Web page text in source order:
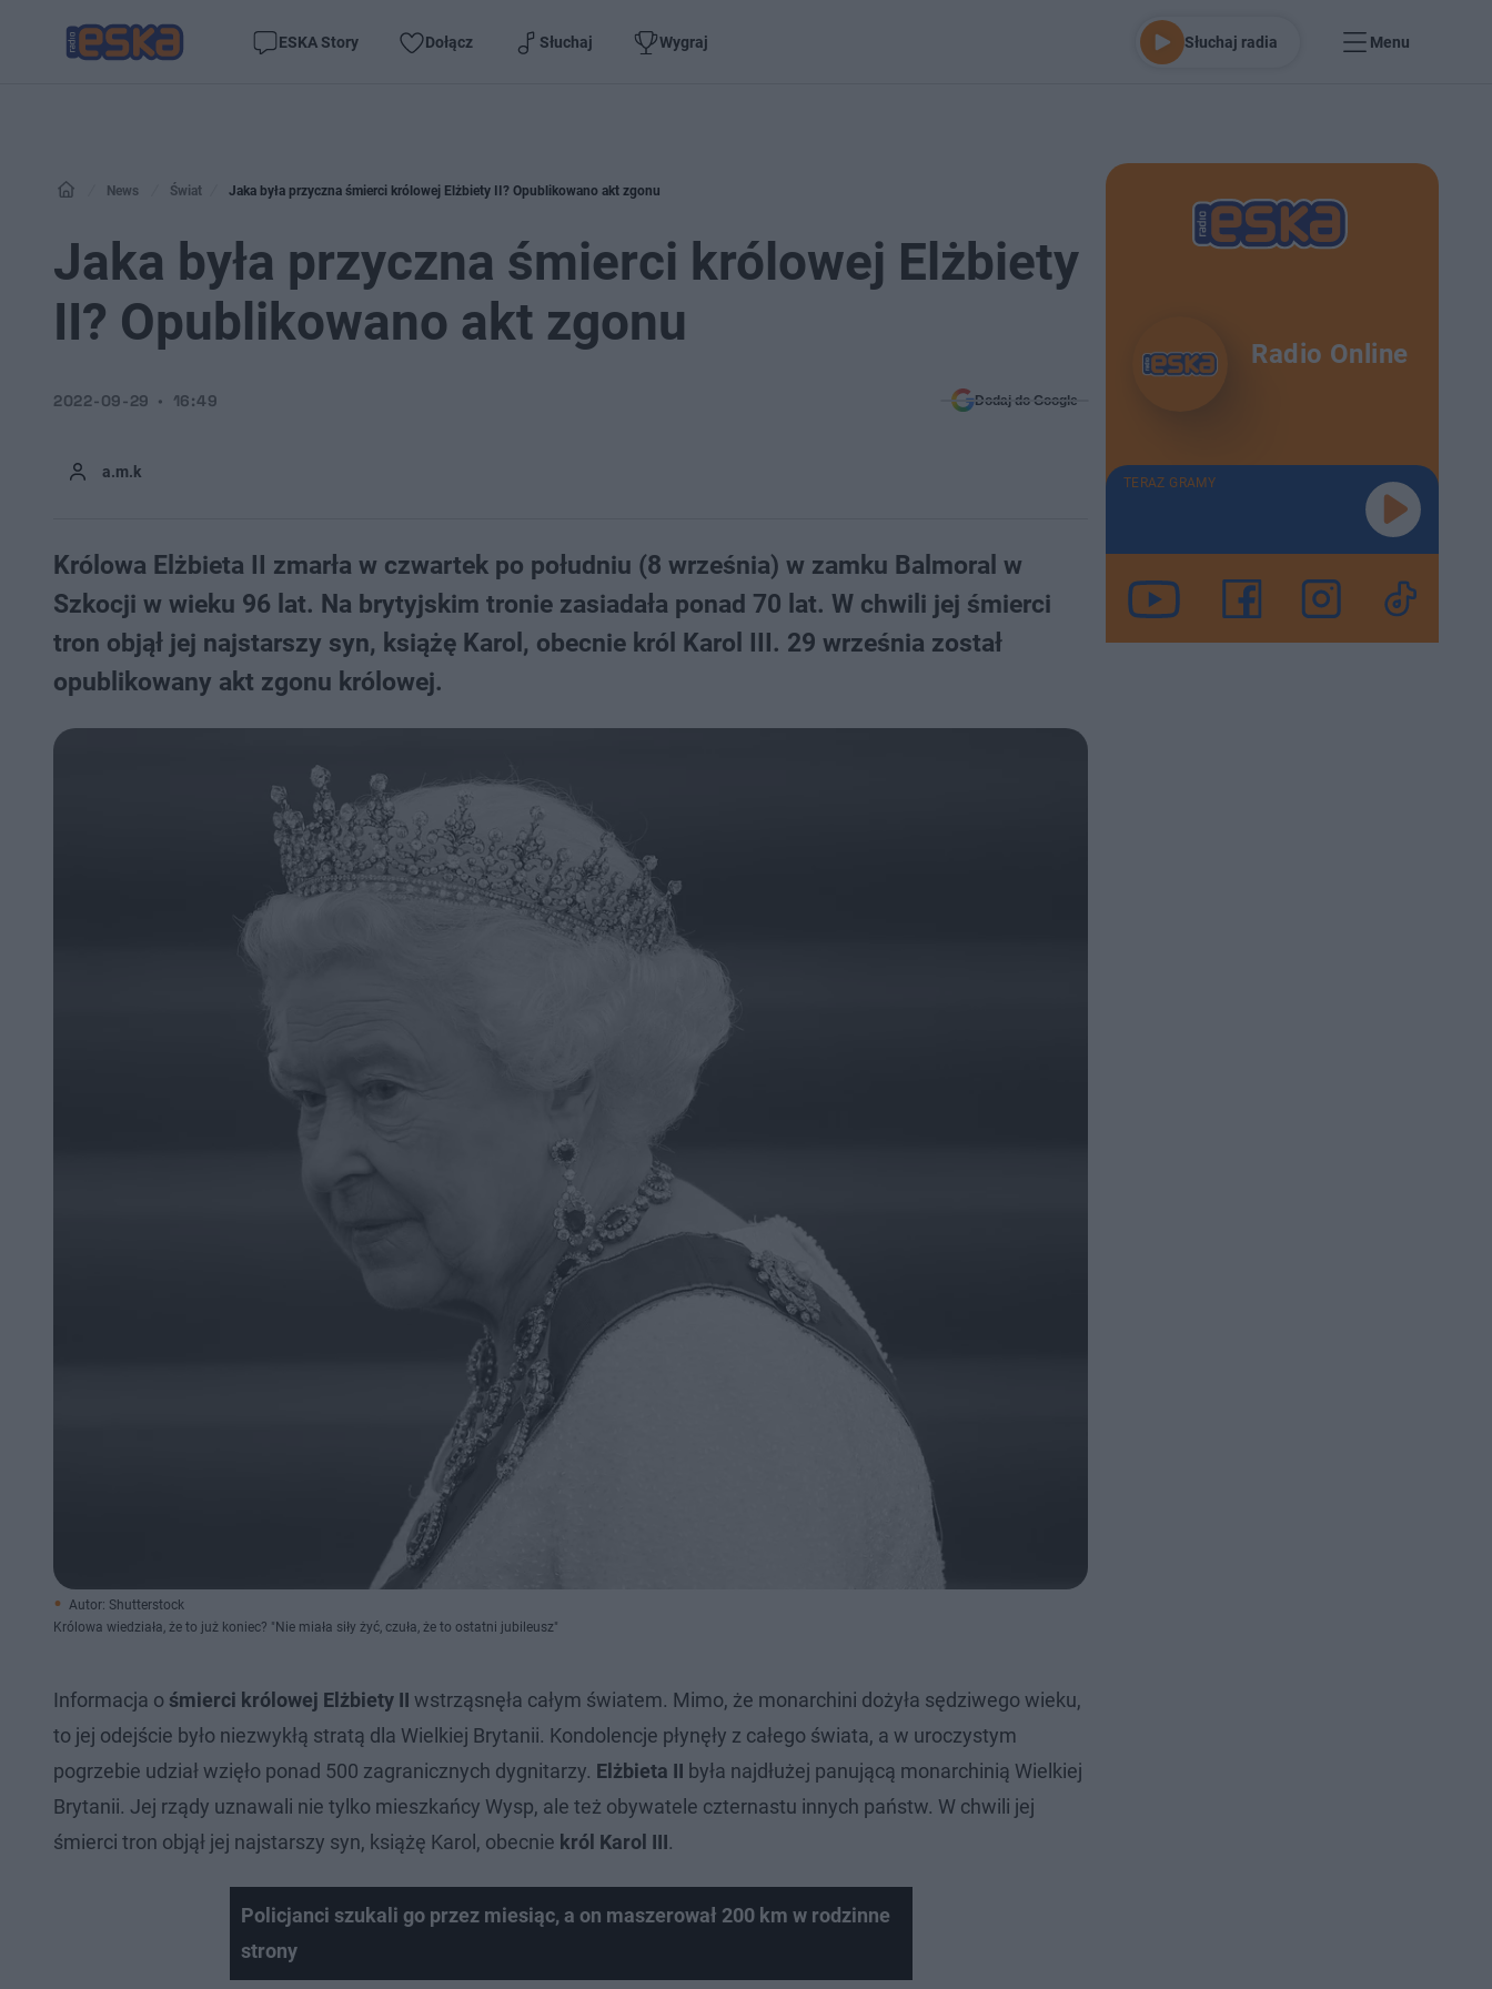
ESKA Story Dołącz Słuchaj Wygraj Słuchaj radia Menu
News Świat Jaka była przyczna śmierci królowej Elżbiety II? Opublikowano akt zgonu
Jaka była przyczna śmierci królowej Elżbiety
II? Opublikowano akt zgonu
a.m.k
2022-09-29 16:49 Dodaj do Google
Królowa Elżbieta II zmarła w czwartek po południu (8 września) w zamku Balmoral w
Szkocji w wieku 96 lat. Na brytyjskim tronie zasiadała ponad 70 lat. W chwili jej śmierci
tron objął jej najstarszy syn, książę Karol, obecnie król Karol III. 29 września został
opublikowany akt zgonu królowej.
Autor: Shutterstock
Królowa wiedziała, że to już koniec? "Nie miała siły żyć, czuła, że to ostatni jubileusz"
Informacja o śmierci królowej Elżbiety II wstrząsnęła całym światem. Mimo, że monarchini dożyła sędziwego wieku,
to jej odejście było niezwykłą stratą dla Wielkiej Brytanii. Kondolencje płynęły z całego świata, a w uroczystym
pogrzebie udział wzięło ponad 500 zagranicznych dygnitarzy. Elżbieta II była najdłużej panującą monarchinią Wielkiej
Brytanii. Jej rządy uznawali nie tylko mieszkańcy Wysp, ale też obywatele czternastu innych państw. W chwili jej
śmierci tron objął jej najstarszy syn, książę Karol, obecnie król Karol III.
Policjanci szukali go przez miesiąc, a on maszerował 200 km w rodzinne
strony
Radio Online
TERAZ GRAMY